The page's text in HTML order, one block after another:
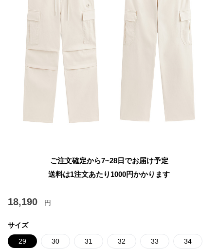
ご注文確定から7~28日でお届け予定
送料は1注文あたり 1000円かかります
18,190 円
サイズ
29 30 31 32 33 34